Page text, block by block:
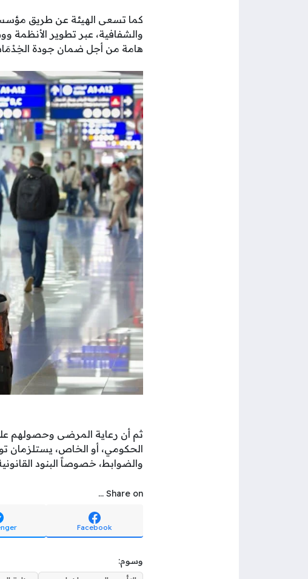
كما تسعى الهيئة عن طريق
والشفافية، عبر تطوير الأنظمة
هامة من أجل ضمان جودة
ثم أن رعاية المرضى وحصولهم
الحكومي، أو الخاص، يستلزمان
والضوابط، خصوصاً البنود
Share on ...
Facebook
وسوم: